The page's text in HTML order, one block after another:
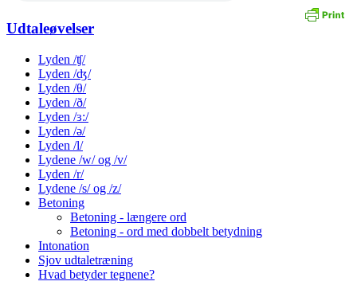
Udtaleøvelser
Lyden /ʧ/
Lyden /ʤ/
Lyden /θ/
Lyden /ð/
Lyden /ɜ:/
Lyden /ə/
Lyden /l/
Lydene /w/ og /v/
Lyden /r/
Lydene /s/ og /z/
Betoning
Betoning - længere ord
Betoning - ord med dobbelt betydning
Intonation
Sjov udtaletræning
Hvad betyder tegnene?